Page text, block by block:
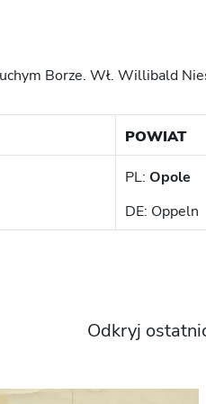
Borze. Wł. Willibald
POWIAT
PL: Opole
DE: Oppeln
Odkryj